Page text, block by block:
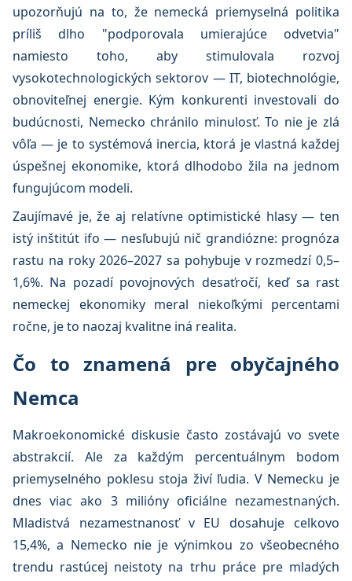
upozorňujú na to, že nemecká priemyselná politika
príliš dlho "podporovala umierajúce odvetvia"
namiesto toho, aby stimulovala rozvoj
vysokotechnologických sektorov — IT, biotechnológie,
obnoviteľnej energie. Kým konkurenti investovali do
budúcnosti, Nemecko chránilo minulosť. To nie je zlá
vôľa — je to systémová inercia, ktorá je vlastná každej
úspešnej ekonomike, ktorá dlhodobo žila na jednom
fungujúcom modeli.
Zaujímavé je, že aj relatívne optimistické hlasy — ten
istý inštitút ifo — nesľubujú nič grandiózne: prognóza
rastu na roky 2026–2027 sa pohybuje v rozmedzí 0,5–
1,6%. Na pozadí povojnových desaťročí, keď sa rast
nemeckej ekonomiky meral niekoľkými percentami
ročne, je to naozaj kvalitne iná realita.
Čo to znamená pre obyčajného
Nemca
Makroekonomické diskusie často zostávajú vo svete
abstrakcií. Ale za každým percentuálnym bodom
priemyselného poklesu stoja živí ľudia. V Nemecku je
dnes viac ako 3 milióny oficiálne nezamestnaných.
Mladistvá nezamestnanosť v EU dosahuje celkovo
15,4%, a Nemecko nie je výnimkou zo všeobecného
trendu rastúcej neistoty na trhu práce pre mladých